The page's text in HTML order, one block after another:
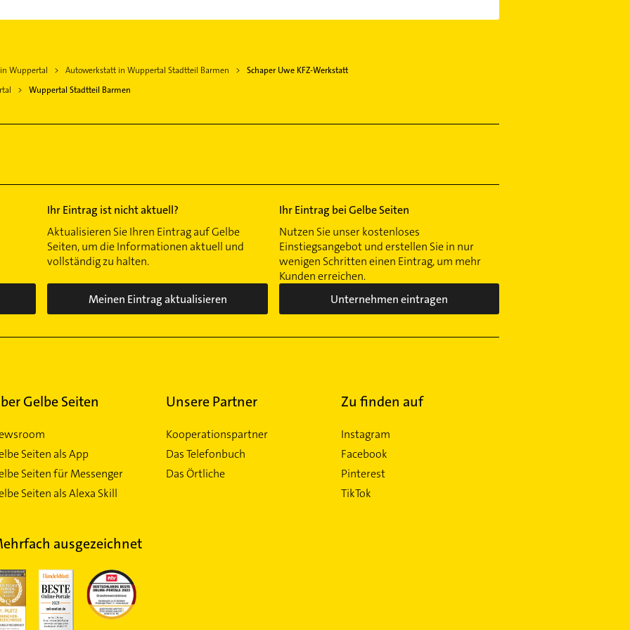
Wuppertal Autowerkstatt in Wuppertal Stadtteil Barmen
Schaper Uwe KFZ-Werkstatt
Wuppertal Stadtteil Barmen
Ihr Eintrag ist nicht aktuell?
Aktualisieren Sie Ihren Eintrag auf Gelbe
Seiten, um die Informationen aktuell und
vollständig zu halten.
Meinen Eintrag aktualisieren
Ihr Eintrag bei Gelbe Seiten
Nutzen Sie unser kostenloses
Einstiegsangebot und erstellen Sie in nur
wenigen Schritten einen Eintrag, um mehr
Kunden erreichen.
Unternehmen eintragen
Gelbe Seiten
Seiten als App
Seiten für Messenger
Seiten als Alexa Skill
Unsere Partner
Kooperationspartner
Das Telefonbuch
Das Örtliche
Zu finden auf
Instagram
Facebook
Pinterest
TikTok
ausgezeichnet